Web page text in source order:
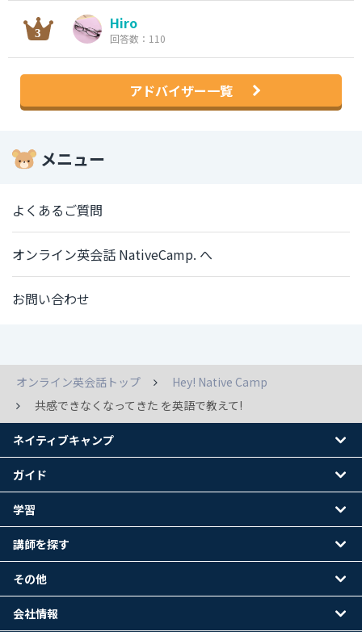
Hiro
回答数：110
アドバイザー一覧
メニュー
よくあるご質問
オンライン英会話 NativeCamp. へ
お問い合わせ
オンライン英会話トップ
Hey! Native Camp
共感できなくなってきた を英語で教えて!
ネイティブキャンプ
ガイド
学習
講師を探す
その他
会社情報